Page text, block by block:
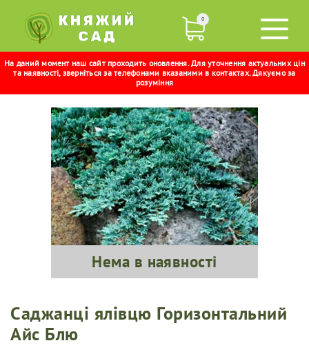
0
На даний момент наш сайт проходить оновлення. Для уточнення актуальних цін
та наявності, зверніться за телефонами вказаними в контактах. Дякуємо за
розуміння
ГОРИЗОНТАЛЬНИЙ АЙС БЛЮ
Нема в наявності
Саджанці ялівцю Горизонтальний
Айс Блю